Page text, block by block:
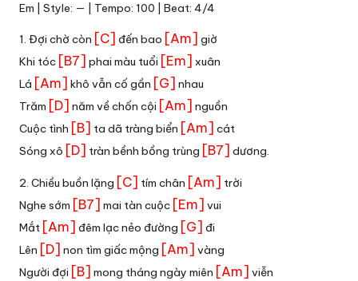
Em | Style: — | Tempo: 100 | Beat: 4/4
1. Đợi chờ còn [C] đến bao [Am] giờ
Khi tóc [B7] phai màu tuổi [Em] xuân
Lá [Am] khô vẫn cố gần [G] nhau
Trăm [D] năm về chốn cội [Am] nguồn
Cuộc tình [B] ta dã tràng biển [Am] cát
Sóng xô [D] tràn bềnh bồng trùng [B7] dương.
2. Chiều buồn lặng [C] tím chân [Am] trời
Nghe sớm [B7] mai tàn cuộc [Em] vui
Mắt [Am] đêm lạc nẻo đường [G] đi
Lên [D] non tìm giấc mộng [Am] vàng
Người đợi [B] mong tháng ngày miên [Am] viễn